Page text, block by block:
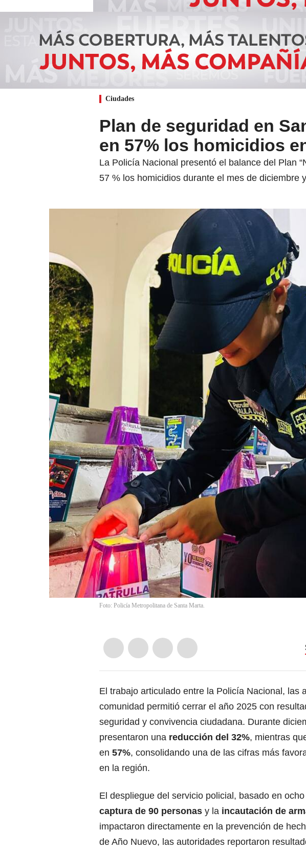
Ciudades
Plan de seguridad en
en 57% los homicidios
La Policía Nacional presentó el balance del Plan
57 % los homicidios durante el mes de diciembre
Foto: Policía Metropolitana de Santa Marta.
El trabajo articulado entre la Policía Nacional, las
comunidad permitió cerrar el año 2025 con
seguridad y convivencia ciudadana. Durante
presentaron una reducción del 32%, mientras
en 57%, consolidando una de las cifras más
en la región.
El despliegue del servicio policial, basado en
captura de 90 personas y la incautación de
impactaron directamente en la prevención de
de Año Nuevo, las autoridades reportaron